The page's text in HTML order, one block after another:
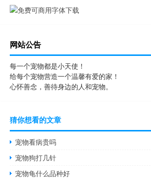
网站公告
每一个宠物都是小天使！
给每个宠物营造一个温馨有爱的家！
心怀善念，善待身边的人和宠物。
猜你想看的文章
宠物看病贵吗
宠物狗打几针
宠物龟什么品种好